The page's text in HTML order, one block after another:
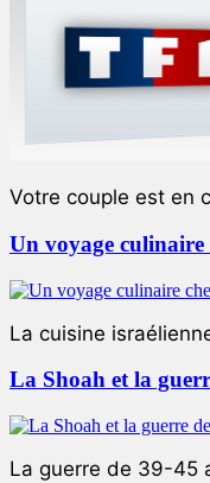
Votre couple est en
Un voyage culinaire
La cuisine
La Shoah et la
La guerre de 39-45